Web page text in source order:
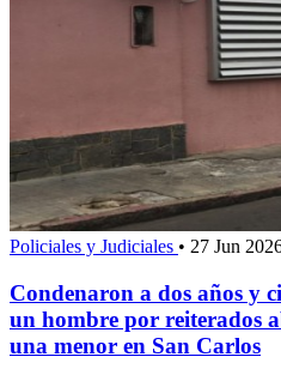
Policiales y Judiciales • 27 Jun
Condenaron a dos años y
un hombre por reiterados
una menor en San Carlos